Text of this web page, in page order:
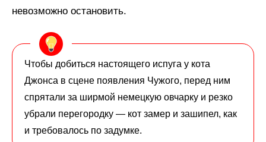
невозможно остановить.
Чтобы добиться настоящего испуга у кота
Джонса в сцене появления Чужого, перед ним
спрятали за ширмой немецкую овчарку и резко
убрали перегородку — кот замер и зашипел, как
и требовалось по задумке.